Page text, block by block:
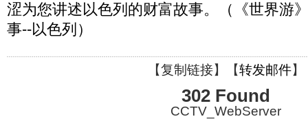
涩为您讲述以色列的财富故事。（《世界游
事--以色列）
【复制链接】【转发邮件】
302 Found
CCTV_WebServer